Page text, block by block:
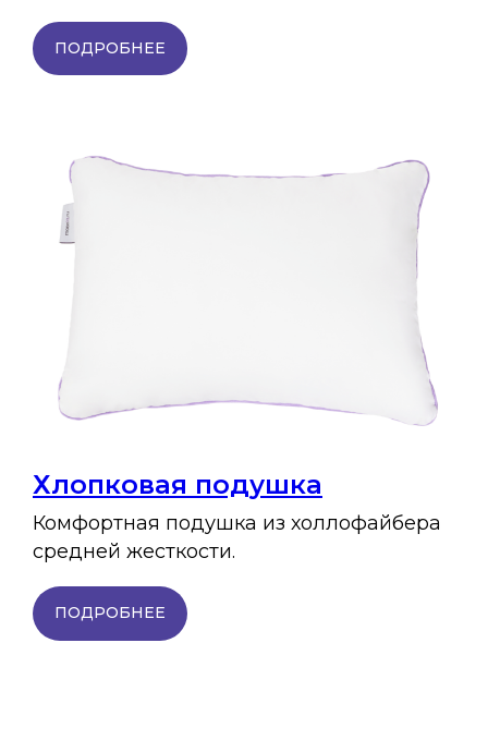
ПОДРОБНЕЕ
Хлопковая подушка
Комфортная подушка из холлофайбера
средней жесткости.
ПОДРОБНЕЕ